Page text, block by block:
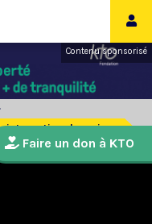
Contenu sponsorisé
international version
Faire un don à KTO